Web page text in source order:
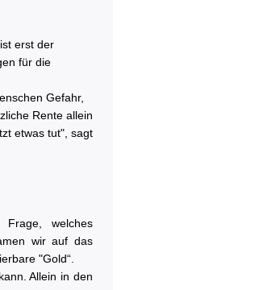
erst der
für die
Gefahr,
Rente allein
etwas tut", sagt
welches
wir auf das
"Gold“.
Allein in den